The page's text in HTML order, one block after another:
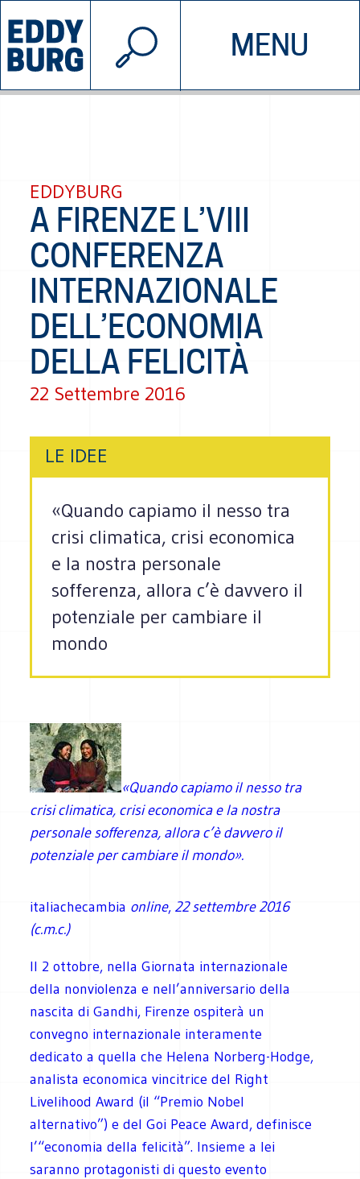
MENU
INIZIATIVE CHI SIAMO
© 2026 EDDYBURG
EDDYBURG
A FIRENZE L’VIII
CONFERENZA
INTERNAZIONALE
DELL’ECONOMIA
DELLA FELICITÀ
22 Settembre 2016
LE IDEE
«Quando capiamo il nesso tra
crisi climatica, crisi economica
e la nostra personale
sofferenza, allora c’è davvero il
potenziale per cambiare il
mondo
«Quando capiamo il nesso tra
crisi climatica, crisi economica e la nostra
personale sofferenza, allora c’è davvero il
potenziale per cambiare il mondo».
italiachecambia online, 22 settembre 2016
(c.m.c.)
Il 2 ottobre, nella Giornata internazionale
della nonviolenza e nell’anniversario della
nascita di Gandhi, Firenze ospiterà un
convegno internazionale interamente
dedicato a quella che Helena Norberg-Hodge,
analista economica vincitrice del Right
Livelihood Award (il “Premio Nobel
alternativo”) e del Goi Peace Award, definisce
l’“economia della felicità”. Insieme a lei
saranno protagonisti di questo evento